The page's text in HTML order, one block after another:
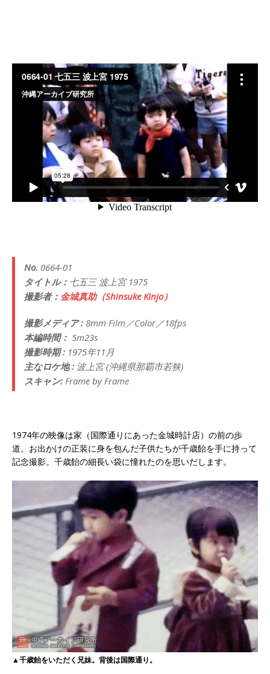
No. 0664-01
タイトル： 七五三 波上宮 1975
撮影者： 金城真助（Shinsuke Kinjo）
撮影メディア : 8mm Film／Color／18fps
本編時間： 5m23s
撮影時期 : 1975年11月
主なロケ地 : 波上宮 (沖縄県那覇市若狭)
スキャン: Frame by Frame
1974年の映像は家（国際通りにあった金城時計店）の前の歩
道。お出かけの正装に身を包んだ子供たちが千歳飴を手に持って
記念撮影。千歳飴の細長い袋に憧れたのを思いだします。
▲千歳飴をいただく兄妹。背後は国際通り。